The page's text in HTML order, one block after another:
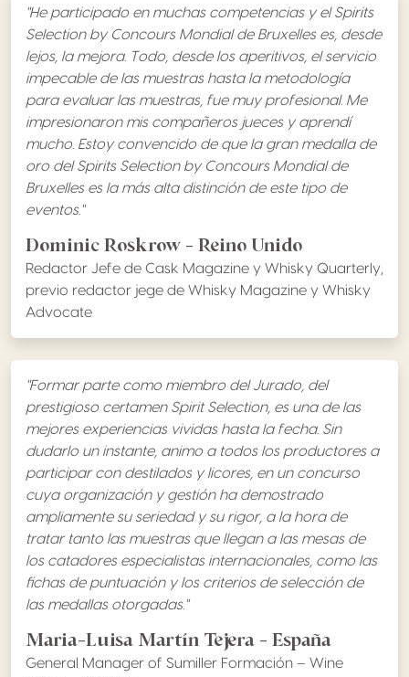
"He participado en muchas competencias y el Spirits
Selection by Concours Mondial de Bruxelles es, desde
lejos, la mejora. Todo, desde los aperitivos, el servicio
impecable de las muestras hasta la metodología
para evaluar las muestras, fue muy profesional. Me
impresionaron mis compañeros jueces y aprendí
mucho. Estoy convencido de que la gran medalla de
oro del Spirits Selection by Concours Mondial de
Bruxelles es la más alta distinción de este tipo de
eventos."
Dominic Roskrow - Reino Unido
Redactor Jefe de Cask Magazine y Whisky Quarterly,
previo redactor jege de Whisky Magazine y Whisky
Advocate
"Formar parte como miembro del Jurado, del
prestigioso certamen Spirit Selection, es una de las
mejores experiencias vividas hasta la fecha. Sin
dudarlo un instante, animo a todos los productores a
participar con destilados y licores, en un concurso
cuya organización y gestión ha demostrado
ampliamente su seriedad y su rigor, a la hora de
tratar tanto las muestras que llegan a las mesas de
los catadores especialistas internacionales, como las
fichas de puntuación y los criterios de selección de
las medallas otorgadas."
Maria-Luisa Martín Tejera - España
General Manager of Sumiller Formación – Wine